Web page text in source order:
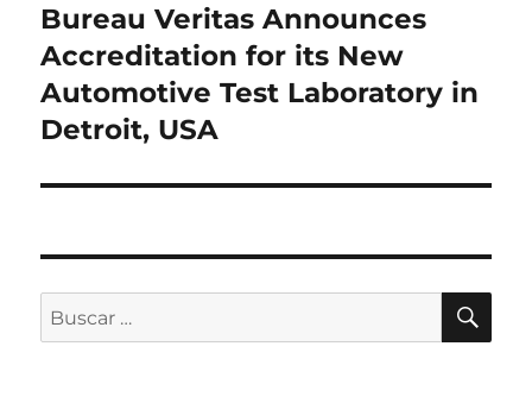
Entrada
siguiente:
Bureau Veritas Announces
Accreditation for its New
Automotive Test Laboratory in
Detroit, USA
Buscar
por: